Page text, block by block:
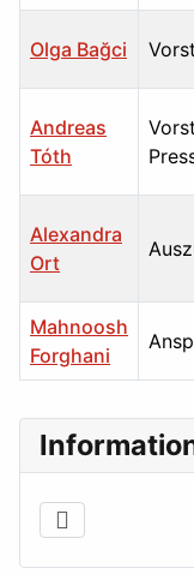
Olga Bağci
Andreas
Tóth
Alexandra
Ort
Mahnoosh
Forghani